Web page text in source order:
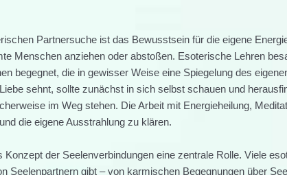
Partnersuche ist das Bewusstsein für die eigene
Menschen anziehen oder abstoßen. Esoterische Lehren
begegnet, die in gewisser Weise eine Spiegelung des
sehnt, sollte zunächst in sich selbst schauen und
im Weg stehen. Die Arbeit mit Energieheilung,
die eigene Ausstrahlung zu klären.
der Seelenverbindungen eine zentrale Rolle. Viele
Seelenpartnern gibt – von karmischen Begegnungen über